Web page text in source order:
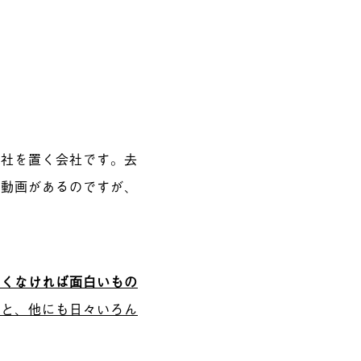
を置く会社です。去
画があるのですが、
なければ面白いもの
、他にも 日々いろん